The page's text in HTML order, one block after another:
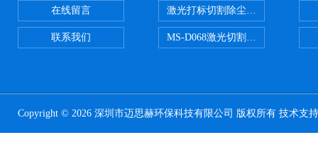
在线留言
联系我们
激光打标切割除尘设备
MS-D068激光切割亚克力烟雾净化
Copyright © 2026 深圳市迈思赫环保科技有限公司 版权所有 技术支